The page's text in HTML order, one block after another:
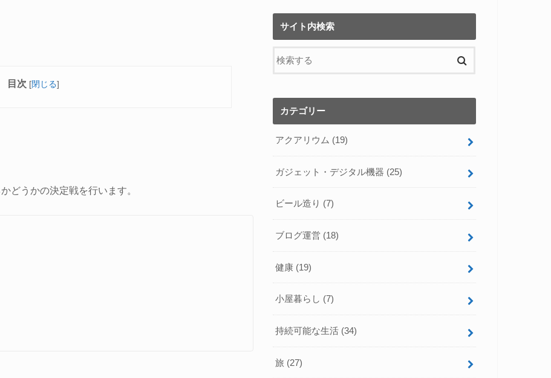
目次 [閉じる]
どうかの決定戦を行います。
サイト内検索
カテゴリー
アクアリウム (19)
ガジェット・デジタル機器 (25)
ビール造り (7)
ブログ運営 (18)
健康 (19)
小屋暮らし (7)
持続可能な生活 (34)
旅 (27)